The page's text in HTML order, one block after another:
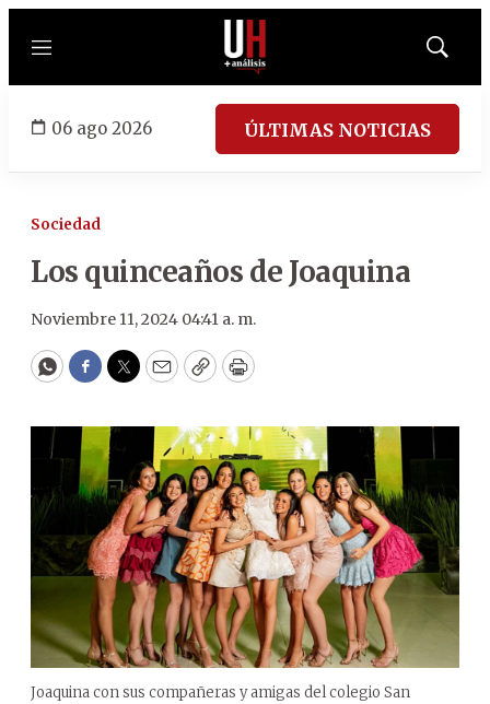
Menú
Mostrar
06 ago 2026 ÚLTIMAS NOTICIAS
Sociedad
Los quinceaños de Joaquina
Noviembre 11, 2024 04:41 a. m.
WhatsApp
Facebook
Twitter
EmailCopyPrint
Joaquina con sus compañeras y amigas del colegio San